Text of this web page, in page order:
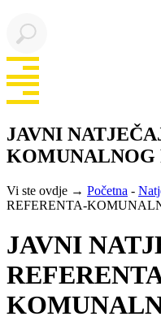
JAVNI
KOMUNALNOG
Vi ste ovdje → Početna -
REFERENTA-
JAVNI